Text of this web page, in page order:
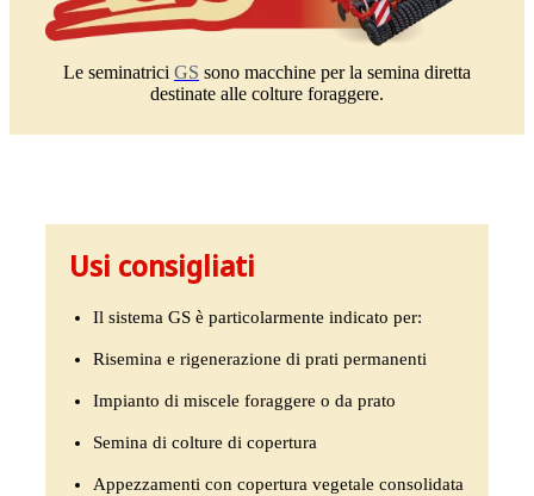
Le seminatrici GS sono macchine per la semina diretta
destinate alle colture foraggere.
Usi consigliati
Il sistema GS è particolarmente indicato per:
Risemina e rigenerazione di prati permanenti
Impianto di miscele foraggere o da prato
Semina di colture di copertura
Appezzamenti con copertura vegetale consolidata